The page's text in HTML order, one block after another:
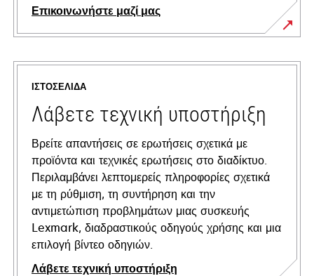
Επικοινωνήστε μαζί μας
ΙΣΤΟΣΕΛΊΔΑ
Λάβετε τεχνική υποστήριξη
Βρείτε απαντήσεις σε ερωτήσεις σχετικά με
προϊόντα και τεχνικές ερωτήσεις στο διαδίκτυο.
Περιλαμβάνει λεπτομερείς πληροφορίες σχετικά
με τη ρύθμιση, τη συντήρηση και την
αντιμετώπιση προβλημάτων μιας συσκευής
Lexmark, διαδραστικούς οδηγούς χρήσης και μια
επιλογή βίντεο οδηγιών.
Λάβετε τεχνική υποστήριξη